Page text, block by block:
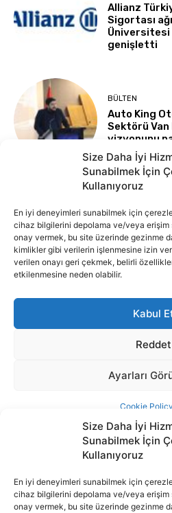
Size Daha İyi
Sunabilmek İçin
Kullanıyoruz
En iyi deneyimleri sunabilmek için
cihaz bilgilerini depolama ve/veya erişim
onay vermek, bu site üzerinde gezinme
İnternet portalımızda yer alan tüm
içeriğin hakları Sigortamedya